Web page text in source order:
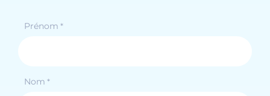
Prénom *
Nom *